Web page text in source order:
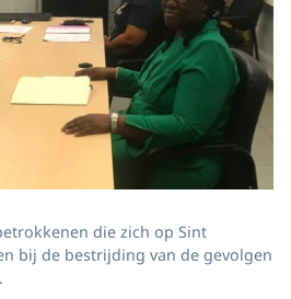
die zich op Sint
bij de bestrijding van de gevolgen